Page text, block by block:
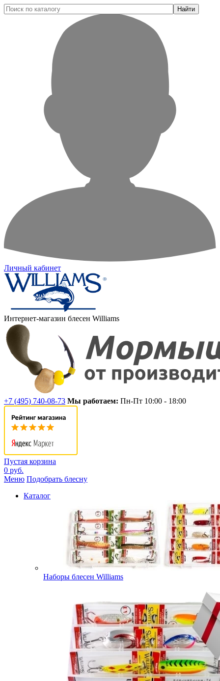
Найти
Личный кабинет
Интернет-магазин блесен Williams
+7 (495) 740-08-73 Мы работаем: Пн-Пт 10:00 - 18:00
Пустая корзина
0 руб.
Меню Подобрать блесну
Каталог
Наборы блесен Williams